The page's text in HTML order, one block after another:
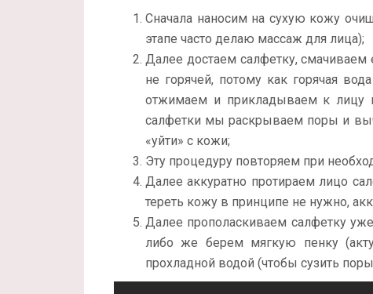
Сначала наносим на сухую кожу
этапе часто делаю массаж для лица);
Далее достаем салфетку, смачиваем
не горячей, потому как горячая
отжимаем и прикладываем к лицу
салфетки мы раскрываем поры и
«уйти» с кожи;
Эту процедуру повторяем при
Далее аккуратно протираем лицо
тереть кожу в принципе не нужно,
Далее прополаскиваем салфетку
либо же берем мягкую пенку
прохладной водой (чтобы сузить